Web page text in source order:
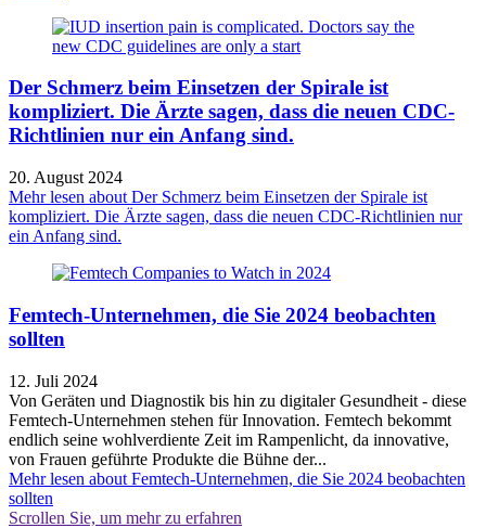
Der Schmerz beim Einsetzen der Spirale ist
kompliziert. Die Ärzte sagen, dass die neuen CDC-
Richtlinien nur ein Anfang sind.
20. August 2024
Mehr lesen about Der Schmerz beim Einsetzen der Spirale ist
kompliziert. Die Ärzte sagen, dass die neuen CDC-Richtlinien nur
ein Anfang sind.
Femtech-Unternehmen, die Sie 2024 beobachten
sollten
12. Juli 2024
Von Geräten und Diagnostik bis hin zu digitaler Gesundheit - diese
Femtech-Unternehmen stehen für Innovation. Femtech bekommt
endlich seine wohlverdiente Zeit im Rampenlicht, da innovative,
von Frauen geführte Produkte die Bühne der...
Mehr lesen about Femtech-Unternehmen, die Sie 2024 beobachten
sollten
Scrollen Sie, um mehr zu erfahren